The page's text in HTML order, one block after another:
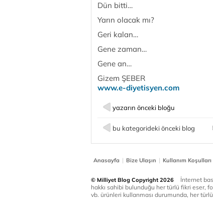
Dün bitti…
Yarın olacak mı?
Geri kalan…
Gene zaman…
Gene an…
Gizem ŞEBER
www.e-diyetisyen.com
yazarın önceki bloğu
bu kategorideki önceki blog
Anasayfa | Bize Ulaşın | Kullanım Koşulları
© Milliyet Blog Copyright 2026
İnternet
hakkı sahibi bulunduğu her türlü fikri eser,
vb. ürünleri kullanması durumunda, her